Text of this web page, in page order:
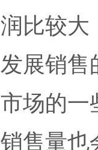
润比较大
发展销售
市场的一
销售量也